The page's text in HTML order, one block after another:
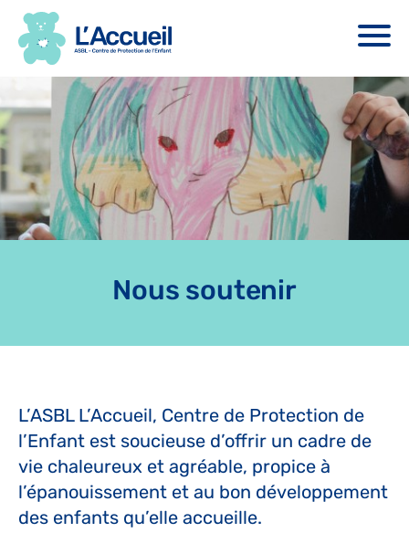
Centre de Protection de l’Enfant.
Nous soutenir
L’ASBL L’Accueil, Centre de Protection de
l’Enfant est soucieuse d’offrir un cadre de
vie chaleureux et agréable, propice à
l’épanouissement et au bon développement
des enfants qu’elle accueille.